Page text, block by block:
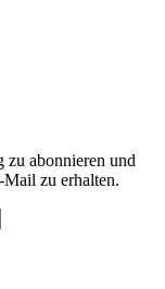
zu abonnieren und
zu erhalten.